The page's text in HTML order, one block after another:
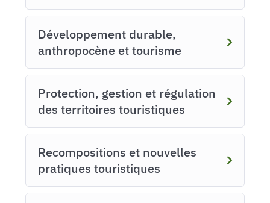
Développement durable,
anthropocène et tourisme
Protection, gestion et régulation
des territoires touristiques
Recompositions et nouvelles
pratiques touristiques